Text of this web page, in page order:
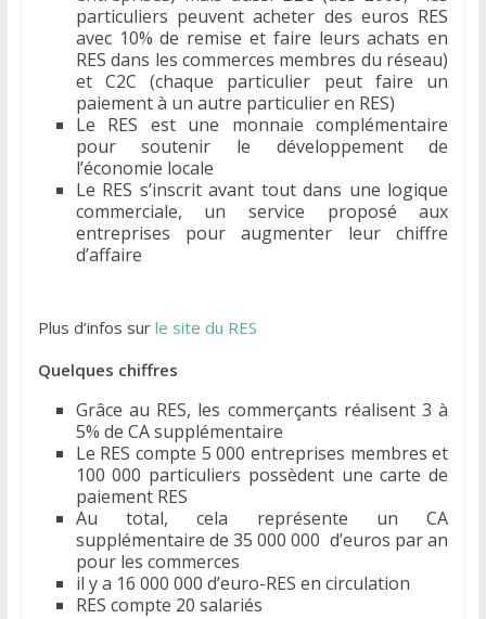
particuliers peuvent acheter des euros RES
avec 10% de remise et faire leurs achats en
RES dans les commerces membres du réseau)
et C2C (chaque particulier peut faire un
paiement à un autre particulier en RES)
Le RES est une monnaie complémentaire
pour soutenir le développement de
l’économie locale
Le RES s’inscrit avant tout dans une logique
commerciale, un service proposé aux
entreprises pour augmenter leur chiffre
d’affaire
Plus d’infos surle site du RES
Quelques chiffres
Grâce au RES, les commerçants réalisent 3 à
5% de CA supplémentaire
Le RES compte 5 000 entreprises membres et
100 000 particuliers possèdent une carte de
paiement RES
Au total, cela représente un CA
supplémentaire de 35 000 000 d’euros par an
pour les commerces
il y a 16 000 000 d’euro-RES en circulation
RES compte 20 salariés